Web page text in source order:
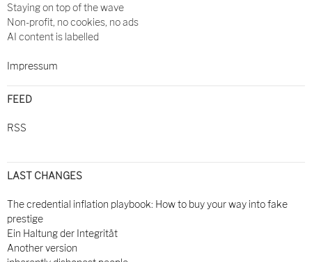
Staying on top of the wave
Non-profit, no cookies, no ads
AI content is labelled
Impressum
FEED
RSS
LAST CHANGES
The credential inflation playbook: How to buy your way into fake
prestige
Ein Haltung der Integrität
Another version